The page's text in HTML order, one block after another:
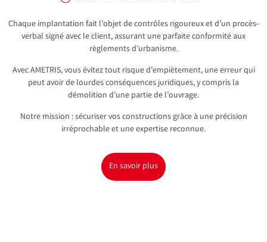
Chaque implantation fait l’objet de contrôles rigoureux et d’un procès-
verbal signé avec le client, assurant une parfaite conformité aux
règlements d’urbanisme.
Avec AMETRIS, vous évitez tout risque d’empiètement, une erreur qui
peut avoir de lourdes conséquences juridiques, y compris la
démolition d’une partie de l’ouvrage.
Notre mission : sécuriser vos constructions grâce à une précision
irréprochable et une expertise reconnue.
En savoir plus